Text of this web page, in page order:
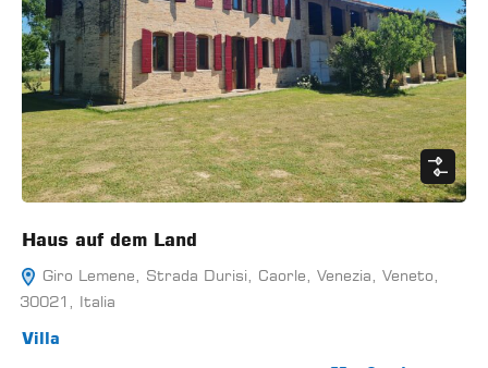
Haus auf dem Land
Giro Lemene, Strada Durisi, Caorle, Venezia, Veneto,
30021, Italia
Villa